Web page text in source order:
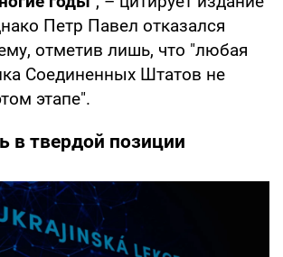
Петр Павел отказался
отметив лишь, что "любая
Соединенных Штатов не
этапе".
в твердой позиции